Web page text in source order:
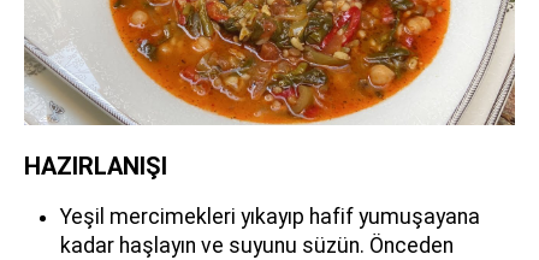
HAZIRLANIŞI
Yeşil mercimekleri yıkayıp hafif yumuşayana
kadar haşlayın ve suyunu süzün. Önceden